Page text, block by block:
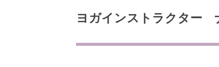
ヨガインストラクター